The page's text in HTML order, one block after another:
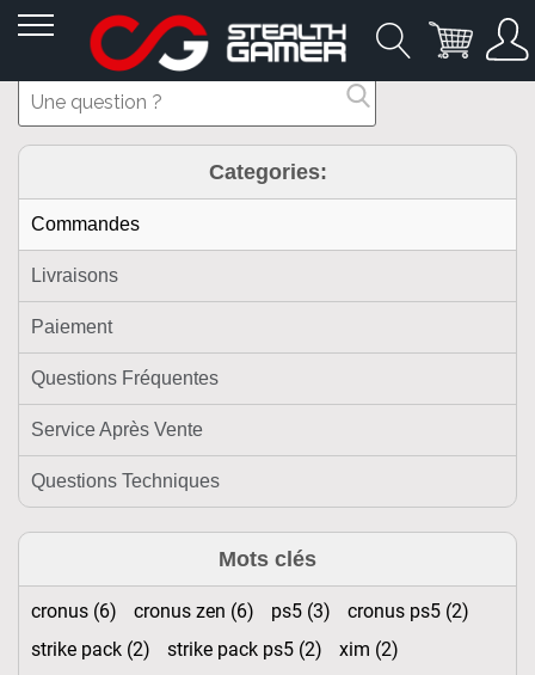
Allez
au
contenu
Categories:
Commandes
Livraisons
Paiement
Questions Fréquentes
Service Après Vente
Questions Techniques
Mots clés
cronus (6) cronus zen (6) ps5 (3)
cronus ps5 (2)
strike pack (2)
strike pack ps5 (2)
xim (2)